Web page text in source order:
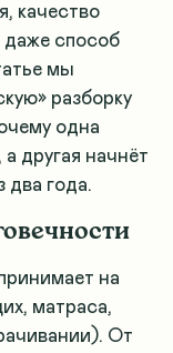
качество
способ
мы
разборку
одна
другая начнёт
два года.
на
матраса,
От